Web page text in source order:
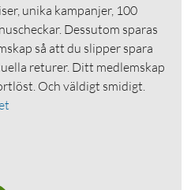
unika kampanjer, 100
Dessutom sparas
så att du slipper spara
returer. Ditt medlemskap
Och väldigt smidigt.